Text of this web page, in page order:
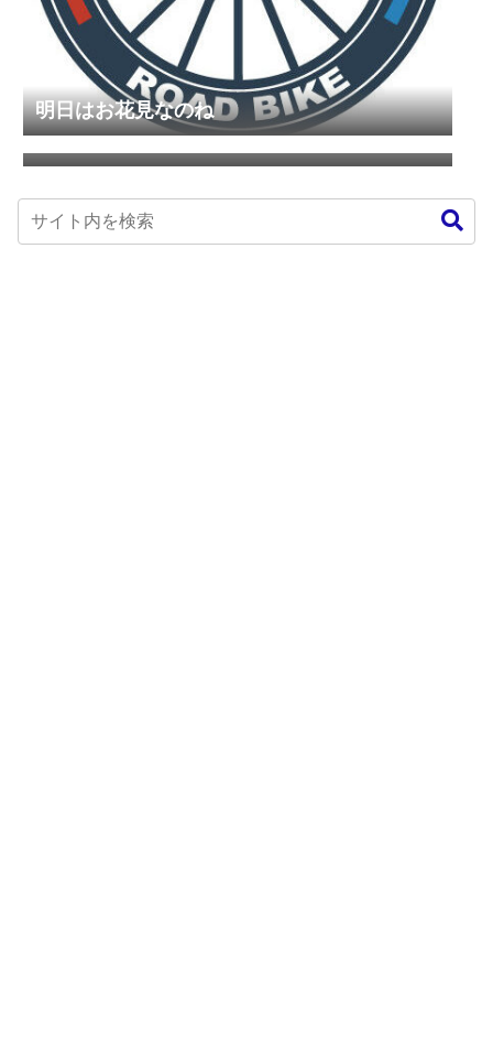
明日はお花見なのね
【IYH】LOOK 595 Ultra Pro Team 2008【到
着】